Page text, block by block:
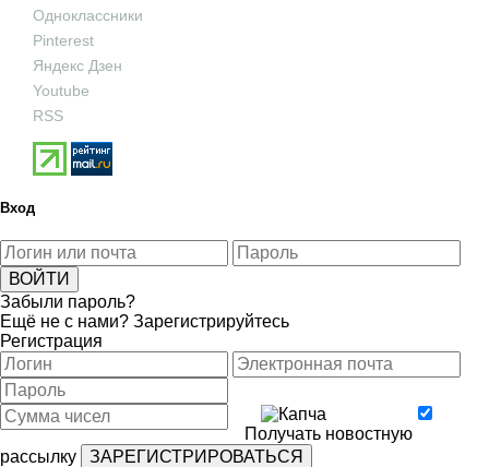
Одноклассники
Pinterest
Яндекс Дзен
Youtube
RSS
Вход
Забыли пароль?
Ещё не с нами? Зарегистрируйтесь
Регистрация
Получать новостную
рассылку